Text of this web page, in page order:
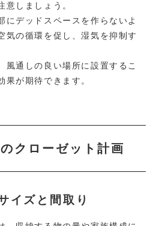
意しましょう。
にデッドスペースを作らないよ
気の循環を促し、湿気を抑制す
風通しの良い場所に設置するこ
果が期待できます。
クローゼット計画
イズと間取り